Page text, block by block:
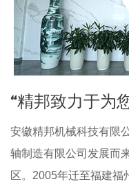
“精邦致力于为
安徽精邦机械科技有限
轴制造有限公司发展而
区。2005年迁至福建福